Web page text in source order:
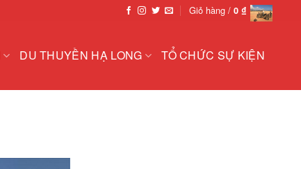
Giỏ hàng / 0 ₫
DU THUYỀN HẠ LONG TỔ CHỨC SỰ KIỆN